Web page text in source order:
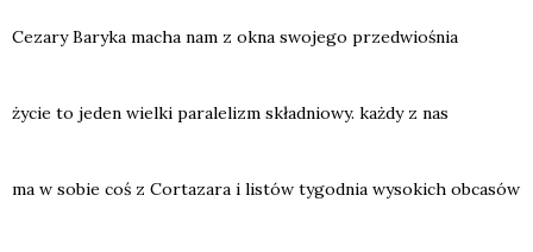
Ceza­ry Bary­ka macha nam z okna swo­je­go przed­wio­śnia
życie to jeden wiel­ki para­le­lizm skła­dnio­wy. każ­dy z nas
ma w sobie coś z Cor­ta­za­ra i listów tygo­dnia wyso­kich obca­sów